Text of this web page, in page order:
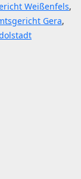
Weißenfels,
Gera,